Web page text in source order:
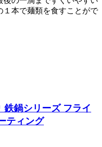
１本で麺類を食すことがで
鉄鍋シリーズ フライ
ティング